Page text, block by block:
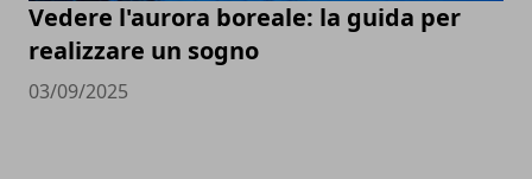
Vedere l'aurora boreale: la guida per
realizzare un sogno
03/09/2025